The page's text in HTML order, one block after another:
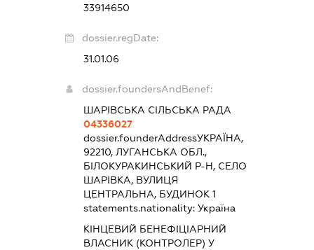
33914650
dossier.regDate:
31.01.06
dossier.foundersAndBenef:
ШАРІВСЬКА СІЛЬСЬКА РАДА
04336027
dossier.founderAddressУКРАЇНА,
92210, ЛУГАНСЬКА ОБЛ.,
БІЛОКУРАКИНСЬКИЙ Р-Н, СЕЛО
ШАРІВКА, ВУЛИЦЯ
ЦЕНТРАЛЬНА, БУДИНОК 1
statements.nationality: Україна
КІНЦЕВИЙ БЕНЕФІЦІАРНИЙ
ВЛАСНИК (КОНТРОЛЕР) У